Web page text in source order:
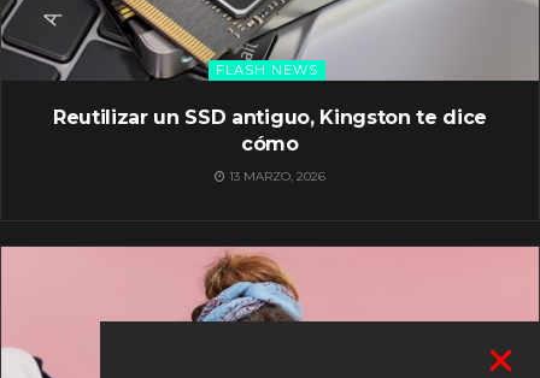
FLASH NEWS
Reutilizar un SSD antiguo, Kingston te dice
cómo
13 MARZO, 2026